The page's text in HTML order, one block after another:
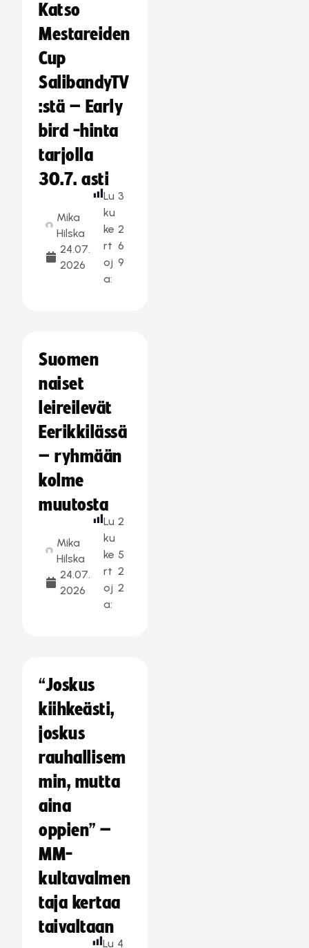
Katso
Mestareiden
Cup
SalibandyTV
:stä – Early
bird -hinta
tarjolla
30.7. asti
Mika
Hilska
24.07.
2026
Lu
ku
ke
rt
oj
a:
3
2
6
9
Suomen
naiset
leireilevät
Eerikkilässä
– ryhmään
kolme
muutosta
Mika
Hilska
24.07.
2026
Lu
ku
ke
rt
oj
a:
2
5
2
2
“Joskus
kiihkeästi,
joskus
rauhallisem
min, mutta
aina
oppien” –
MM-
kultavalmen
taja kertaa
taivaltaan
Lu 4